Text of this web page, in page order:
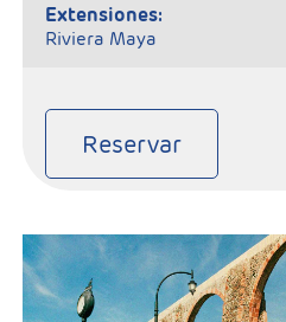
extensiones:
Riviera Maya
Reservar
-Salidas: Martes
- Ruta: 2 Noches Ciudad de México,
Allende,1 Noche en Guanajuato, 2